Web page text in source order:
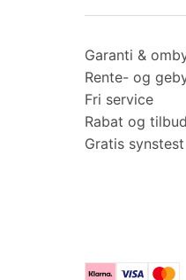
Garanti &
Rente- og
Fri service
Rabat og tilbud
Gratis synstest
KlarnaVisa